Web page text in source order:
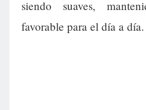
siendo suaves,
favorable para el día a día.